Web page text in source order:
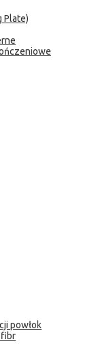
Plate)
powłok